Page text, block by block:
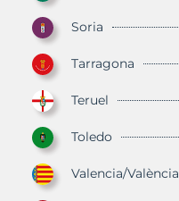
Soria
Tarragona
Teruel
Toledo
Valencia/València